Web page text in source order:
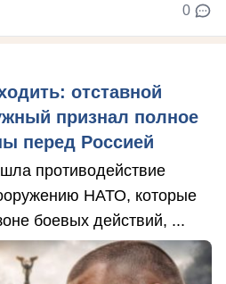
0
отставной
признал полное
перед Россией
противодействие
НАТО, которые
боевых действий, ...